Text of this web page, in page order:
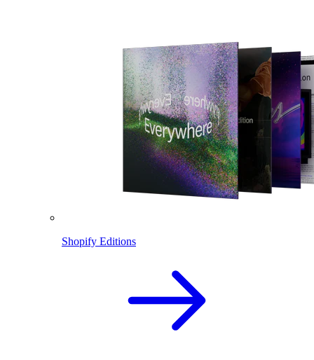
Shopify Editions